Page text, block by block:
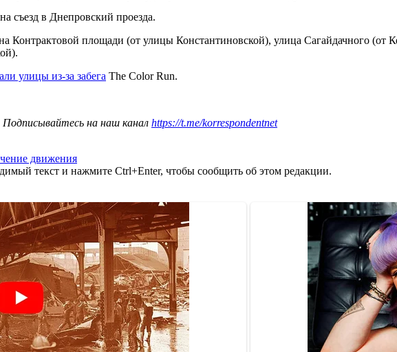
съезд в Днепровский проезда.
Контрактовой площади (от улицы Константиновской), улица Сагайдачного
улицы из-за забега The Сolor Run.
Подписывайтесь на наш канал https://t.me/korrespondentnet
движения
текст и нажмите Ctrl+Enter, чтобы сообщить об этом редакции.